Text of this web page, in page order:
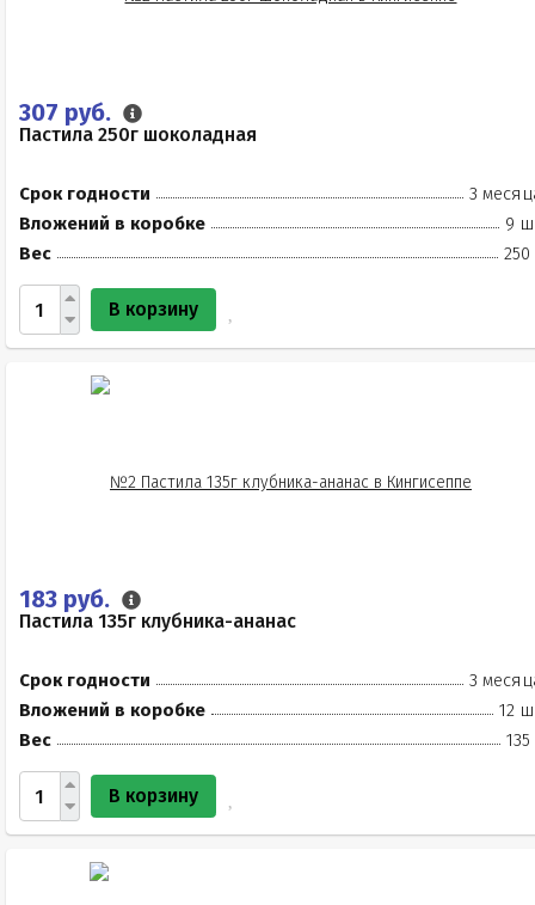
307 руб.
Пастила 250г шоколадная
Срок годности
3
Вложений в коробке
9
Вес
250
В корзину
183 руб.
Пастила 135г клубника-ананас
Срок годности
3
Вложений в коробке
12
Вес
135
В корзину